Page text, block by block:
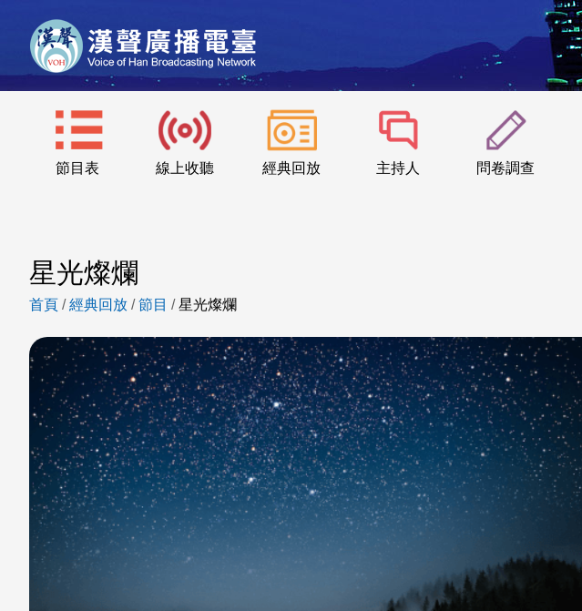
節目表 線上收聽 經典回放 主持人 問卷調查
星光燦爛
首頁 /經典回放 /節目 /星光燦爛